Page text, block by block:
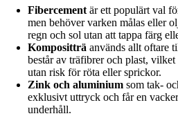
Fibercement är ett populärt val
men behöver varken målas eller
regn och sol utan att tappa färg
Kompositträ används allt oftare
består av träfibrer och plast,
utan risk för röta eller sprickor.
Zink och aluminium som tak-
exklusivt uttryck och får en
underhåll.